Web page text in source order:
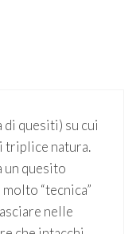
di quesiti) su cui
triplice natura.
un quesito
“tecnica”
nelle